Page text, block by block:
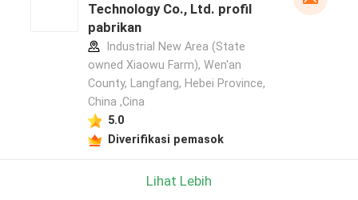
Technology Co., Ltd. profil
pabrikan
Industrial New Area (State
owned Xiaowu Farm), Wen'an
County, Langfang, Hebei Province,
China ,Cina
5.0
Diverifikasi pemasok
Lihat Lebih